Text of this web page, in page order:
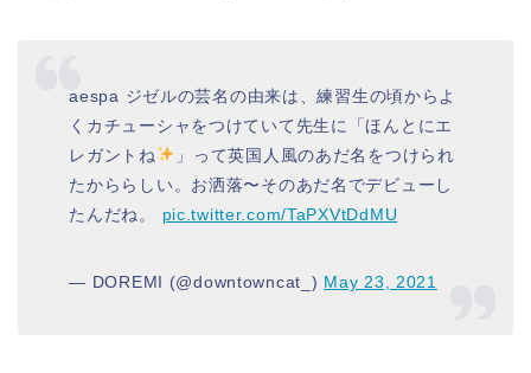
aespa ジゼルの芸名の由来は、練習生の頃からよ
くカチューシャをつけていて先生に「ほんとにエ
レガントね
」って英国人風のあだ名をつけられ
たかららしい。お洒落〜そのあだ名でデビューし
たんだね。 pic.twitter.com/TaPXVtDdMU
— DOREMI (@downtowncat_) May 23, 2021